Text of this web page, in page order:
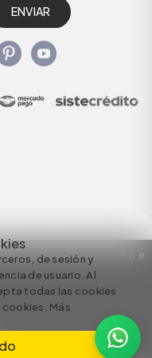
de sesión y
de usuario. Al
todas las cookies
Más
ENVIAR
6 Dirección: Carrera 50 #